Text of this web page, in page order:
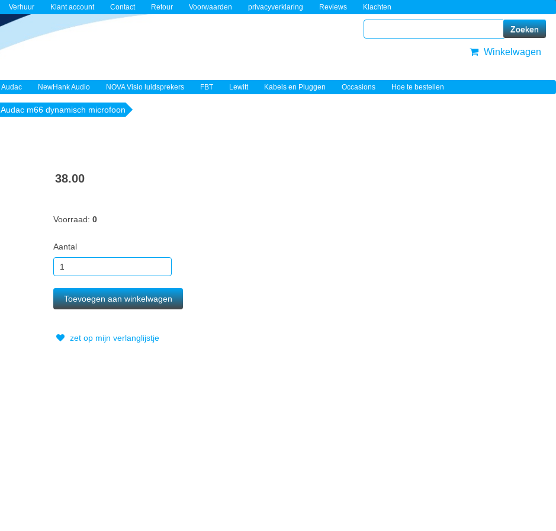
Verhuur Klant account Contact Retour Voorwaarden privacyverklaring Reviews Klachten
Winkelwagen
Audac NewHank Audio NOVA Visio luidsprekers FBT Lewitt Kabels en Pluggen Occasions Hoe te bestellen
Audac m66 dynamisch microfoon
38.00
Voorraad: 0
Aantal
zet op mijn verlanglijstje